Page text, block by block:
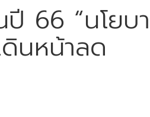
ปี 66 “นโยบ
นหน้าลด